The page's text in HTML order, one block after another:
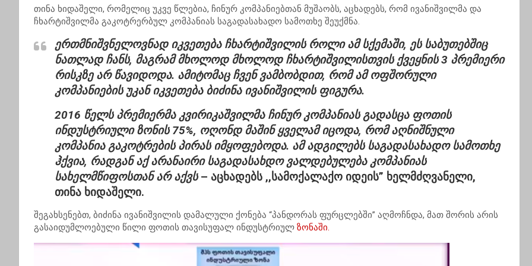
თინა ხიდაშელი, რომელიც უკვე წლებია, ჩინურ კომპანიებთან მუშაობს, აცხადებს, რომ ივანიშვილმა და
ჩხარტიშვილმა გაკოტრერბულ კომპანიას საგადასახადო სამოთხე შეუქმნა.
ერთმნიშვნელოვნად იკვეთება ჩხარტიშვილის როლი ამ სქემაში, ეს საბუთებშიც
ნათლად ჩანს, მაგრამ მხოლოდ მხოლოდ ჩხარტიშვილისთვის ქვეყნის 3 პრემიერი
რისკზე არ წავიდოდა. ამიტომაც ჩვენ ვამბობდით, რომ ამ ოფშორული
კომპანიების უკან იკვეთება ბიძინა ივანიშვილის ფიგურა.
2016 წელს პრემიერმა კვირიკაშვილმა ჩინურ კომპანიას გადასცა ფოთის
ინდუსტრიული ზონის 75%, ოღონდ მაშინ ყველამ იცოდა, რომ აღნიშნული
კომპანია გაკოტრების პირას იმყოფებოდა. ამ ადგილებს საგადასახადო სამოთხე
ჰქვია, რადგან აქ არანაირი საგადასახდო ვალდებულება კომპანიას
სახელმწიფოსთან არ აქვს– აცხადებს ,,სამოქალაქო იდეის” ხელმძღვანელი,
თინა ხიდაშელი.
შეგახსენებთ, ბიძინა ივანიშვილის დამალული ქონება “პანდორას ფურცლებში” აღმოჩნდა, მათ შორის არის
გასაიდუმლოებული წილი ფოთის თავისუფალ ინდუსტრიულ ზონაში.